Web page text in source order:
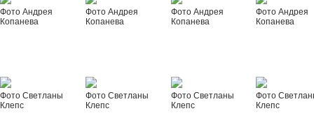
Фото Андрея
Копанева
Фото Андрея
Копанева
Фото Андрея
Копанева
Фото Андрея
Копанева
Фото Светланы
Клепс
Фото Светланы
Клепс
Фото Светланы
Клепс
Фото
Клепс